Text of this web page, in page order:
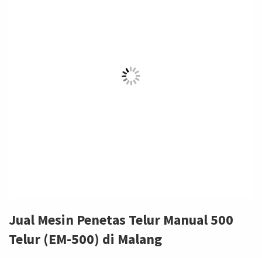
Jual Mesin Penetas Telur Manual 500
Telur (EM-500) di Malang